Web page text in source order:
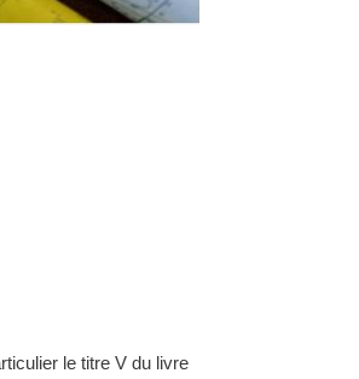
le titre V du livre